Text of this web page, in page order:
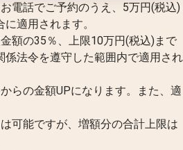
電話でご予約のうえ、5万円(税込)
適用されます。
額の35％、上限10万円(税込)まで
係法令を遵守した範囲内で適用され
らの金額UPになります。また、適
可能ですが、増額分の合計上限は